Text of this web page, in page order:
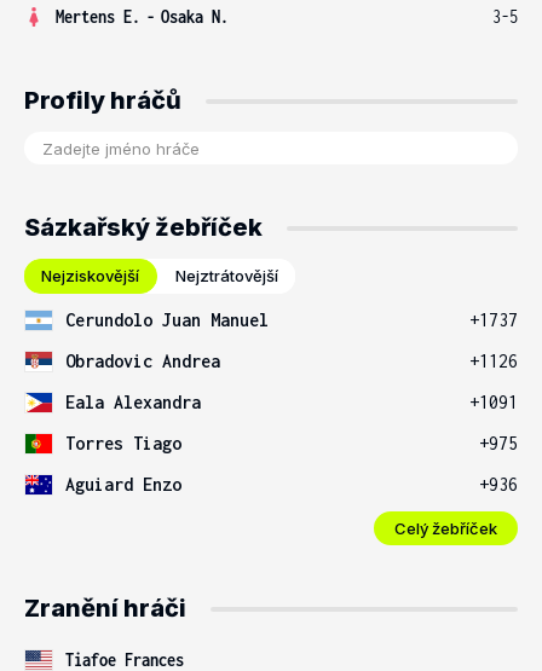
Mertens E. - Osaka N. 3-5
Profily hráčů
Sázkařský žebříček
Nejziskovější Nejztrátovější
Cerundolo Juan Manuel
+1737
Obradovic Andrea
+1126
Eala Alexandra
+1091
Torres Tiago
+975
Aguiard Enzo
+936
Celý žebříček
Zranění hráči
Tiafoe Frances